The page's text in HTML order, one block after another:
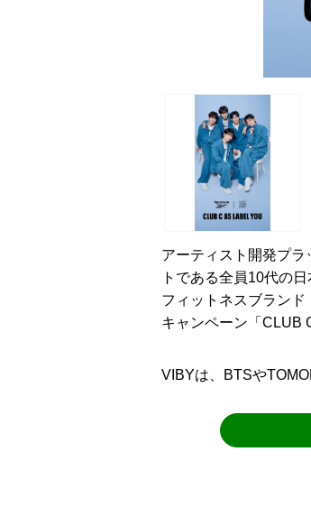
アーティスト開発プ
トである全員10代の
フィットネスブラン
キャンペーン「CLUB
VIBYは、BTSや